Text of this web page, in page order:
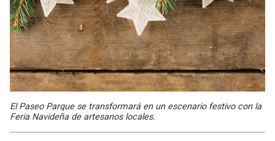
El Paseo Parque se transformará en un escenario festivo con la
Feria Navideña de artesanos locales.